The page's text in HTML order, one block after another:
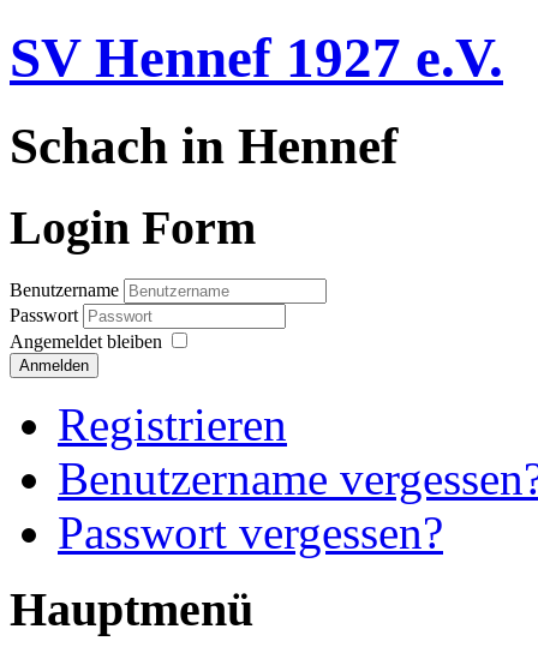
SV Hennef 1927 e.V.
Schach in Hennef
Login Form
Benutzername
Passwort
Angemeldet bleiben
Anmelden
Registrieren
Benutzername
Passwort vergessen?
Hauptmenü